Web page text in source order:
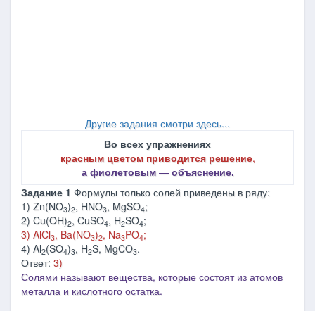
Другие задания смотри здесь...
Во всех упражнениях
красным цветом приводится решение,
а фиолетовым ― объяснение.
Задание 1 Формулы только солей приведены в ряду:
1) Zn(NO3)2, HNO3, MgSO4;
2) Cu(OH)2, CuSO4, H2SO4;
3) AlCl3, Ba(NO3)2, Na3PO4;
4) Al2(SO4)3, H2S, MgCO3.
Ответ: 3)
Солями называют вещества, которые состоят из атомов
металла и кислотного остатка.